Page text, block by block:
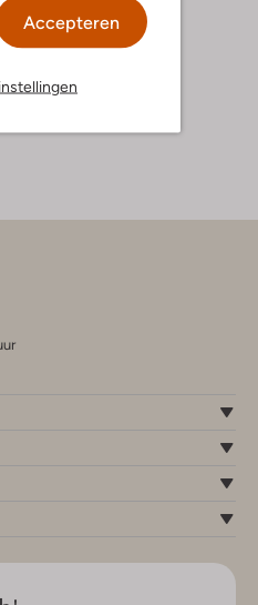
Accepteren